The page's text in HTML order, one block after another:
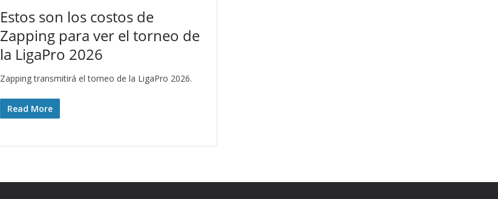
Estos son los costos de
Zapping para ver el torneo de
la LigaPro 2026
Zapping transmitirá el torneo de la LigaPro 2026.
Read More